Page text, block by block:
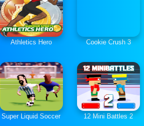
Athletics Hero Cookie Crush 3
Super Liquid Soccer 12 Mini Battles 2